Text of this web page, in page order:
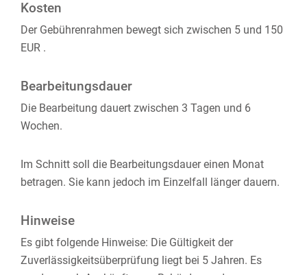
Kosten
Der Gebührenrahmen bewegt sich zwischen 5 und 150
EUR .
Bearbeitungsdauer
Die Bearbeitung dauert zwischen 3 Tagen und 6
Wochen.
Im Schnitt soll die Bearbeitungsdauer einen Monat
betragen. Sie kann jedoch im Einzelfall länger dauern.
Hinweise
Es gibt folgende Hinweise: Die Gültigkeit der
Zuverlässigkeitsüberprüfung liegt bei 5 Jahren. Es